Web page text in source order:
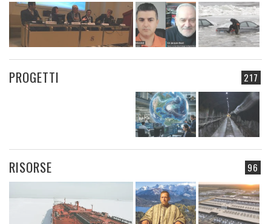
217
PROGETTI
96
RISORSE